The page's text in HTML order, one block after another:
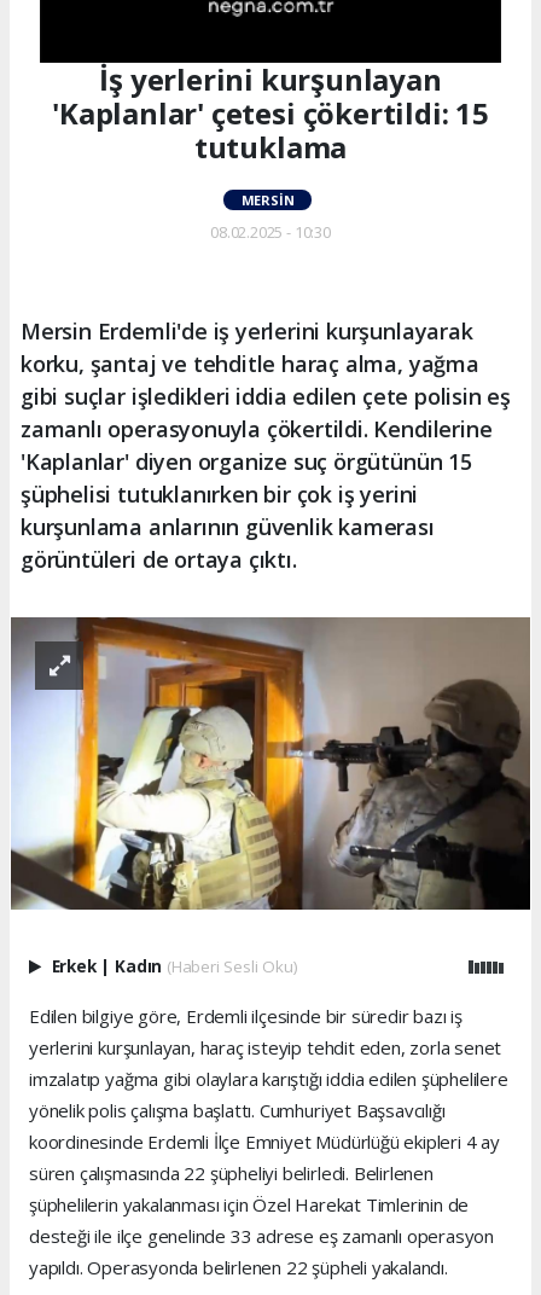
İş yerlerini kurşunlayan
'Kaplanlar' çetesi çökertildi: 15
tutuklama
MERSIN
08.02.2025 - 10:30
Mersin Erdemli'de iş yerlerini kurşunlayarak
korku, şantaj ve tehditle haraç alma, yağma
gibi suçlar işledikleri iddia edilen çete polisin eş
zamanlı operasyonuyla çökertildi. Kendilerine
'Kaplanlar' diyen organize suç örgütünün 15
şüphelisi tutuklanırken bir çok iş yerini
kurşunlama anlarının güvenlik kamerası
görüntüleri de ortaya çıktı.
Erkek | Kadın (Haberi Sesli Oku)
Edilen bilgiye göre, Erdemli ilçesinde bir süredir bazı iş
yerlerini kurşunlayan, haraç isteyip tehdit eden, zorla senet
imzalatıp yağma gibi olaylara karıştığı iddia edilen şüphelilere
yönelik polis çalışma başlattı. Cumhuriyet Başsavcılığı
koordinesinde Erdemli İlçe Emniyet Müdürlüğü ekipleri 4 ay
süren çalışmasında 22 şüpheliyi belirledi. Belirlenen
şüphelilerin yakalanması için Özel Harekat Timlerinin de
desteği ile ilçe genelinde 33 adrese eş zamanlı operasyon
yapıldı. Operasyonda belirlenen 22 şüpheli yakalandı.